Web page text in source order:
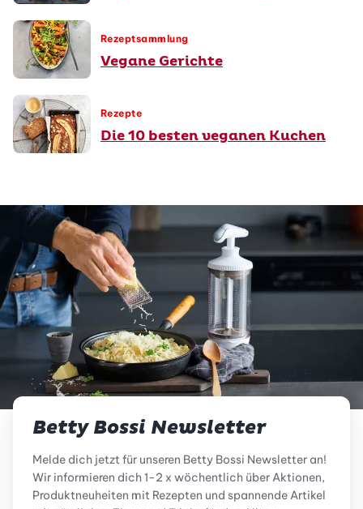
Rezeptsammlung
Vegane Gerichte
Rezepte
Die 10 besten veganen Kuchen
Betty Bossi Newsletter
Melde dich jetzt für unseren Betty Bossi Newsletter an!
Wir informieren dich 1-2 x wöchentlich über Aktionen,
Produktneuheiten mit Rezepten und spannende Artikel